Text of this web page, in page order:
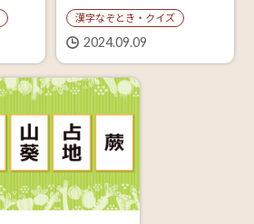
漢字なぞとき・クイズ
2024.09.09